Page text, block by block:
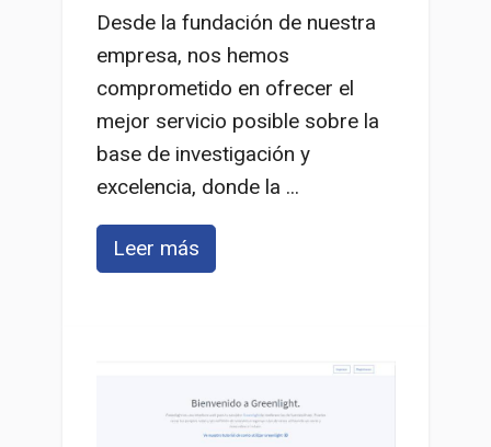
Desde la fundación de nuestra
empresa, nos hemos
comprometido en ofrecer el
mejor servicio posible sobre la
base de investigación y
excelencia, donde la ...
Leer más